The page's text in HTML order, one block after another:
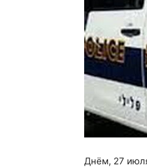
Днём, 27